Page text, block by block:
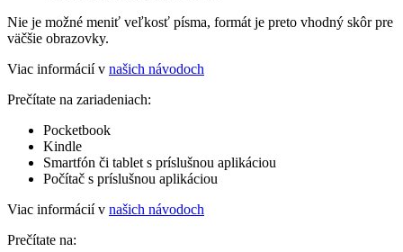
Nie je možné meniť veľkosť písma, formát je preto vhodný skôr pre
väčšie obrazovky.
Viac informácií v našich návodoch
Prečítate na zariadeniach:
Pocketbook
Kindle
Smartfón či tablet s príslušnou aplikáciou
Počítač s príslušnou aplikáciou
Viac informácií v našich návodoch
Prečítate na: